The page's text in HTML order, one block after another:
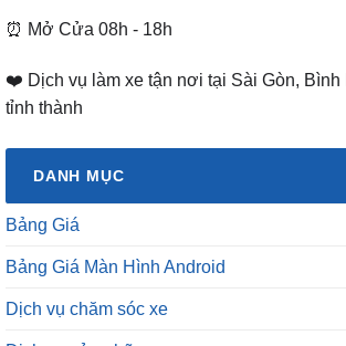
⏰ Mở Cửa 08h - 18h
❤️ Dịch vụ làm xe tận nơi tại Sài Gòn,
tỉnh thành
DANH MỤC
Bảng Giá
Bảng Giá Màn Hình Android
Dịch vụ chăm sóc xe